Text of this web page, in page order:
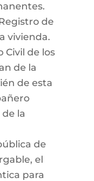
de
vivienda.
Civil de los
de la
de esta
la
de
el
para